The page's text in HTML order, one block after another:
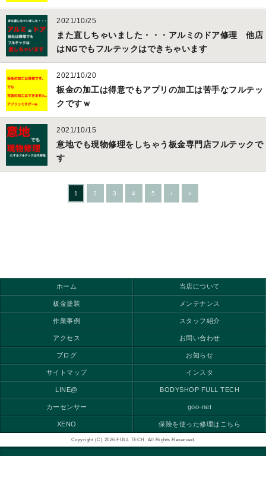
2021/10/25
また直しちゃいました・・・アルミのドア修理 他店
はNGでもフルテックはできちゃいます
2021/10/20
板金の加工は得意でもアプリの加工は苦手なフルテッ
クですｗ
2021/10/15
意地でも現物修理をしちゃう板金専門店フルテックで
す
1 2 3 4 5 › »
ホーム 当店について
板金塗装 メンテナンス
作業事例 スタッフ紹介
アクセス お問い合わせ
ブログ お知らせ
サイトマップ インスタ
LINE@ BODYSHOP FULL TECH
カーセンサー goo-net
XENO 保険を使った修理はこちら
Copyright (C) 2026 FULL TECH. All Rights Reserved.